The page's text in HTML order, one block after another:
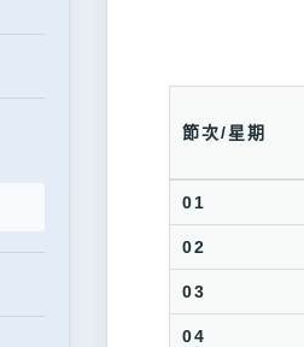
節次/星期
01
02
03
04